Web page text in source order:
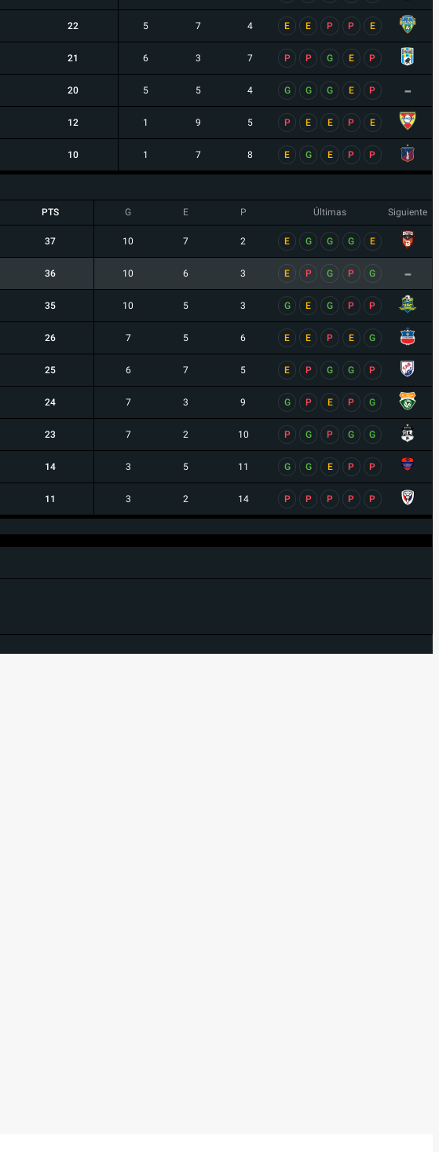
22 5 7 4 E E P P E
21 6 3 7 P P G E P
20 5 5 4 G G G E P -
12 1 9 5 P E E P E
10 1 7 8 E G E P P
PTS G E P Últimas Siguiente
37 10 7 2 E G G G E
36 10 6 3 E P G P G -
35 10 5 3 G E G P P
26 7 5 6 E E P E G
25 6 7 5 E P G G P
24 7 3 9 G P E P G
23 7 2 10 P G P G G
14 3 5 11 G G E P P
11 3 2 14 P P P P P